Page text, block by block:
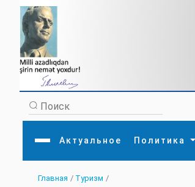
Актуальное Политика
Главная / Туризм /